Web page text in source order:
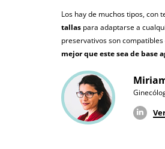
Los hay de muchos tipos, con
tallas para adaptarse a
preservativos son
mejor que este sea de base